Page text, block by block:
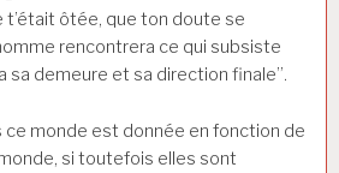
t’était ôtée, que ton doute se
rencontrera ce qui subsiste
sa demeure et sa direction finale”.
ce monde est donnée en fonction de
si toutefois elles sont